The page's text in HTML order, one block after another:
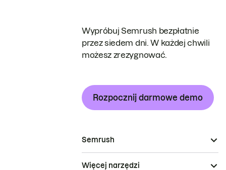
Wypróbuj Semrush bezpłatnie
przez siedem dni. W każdej chwili
możesz zrezygnować.
Rozpocznij darmowe demo
Semrush
Więcej narzędzi